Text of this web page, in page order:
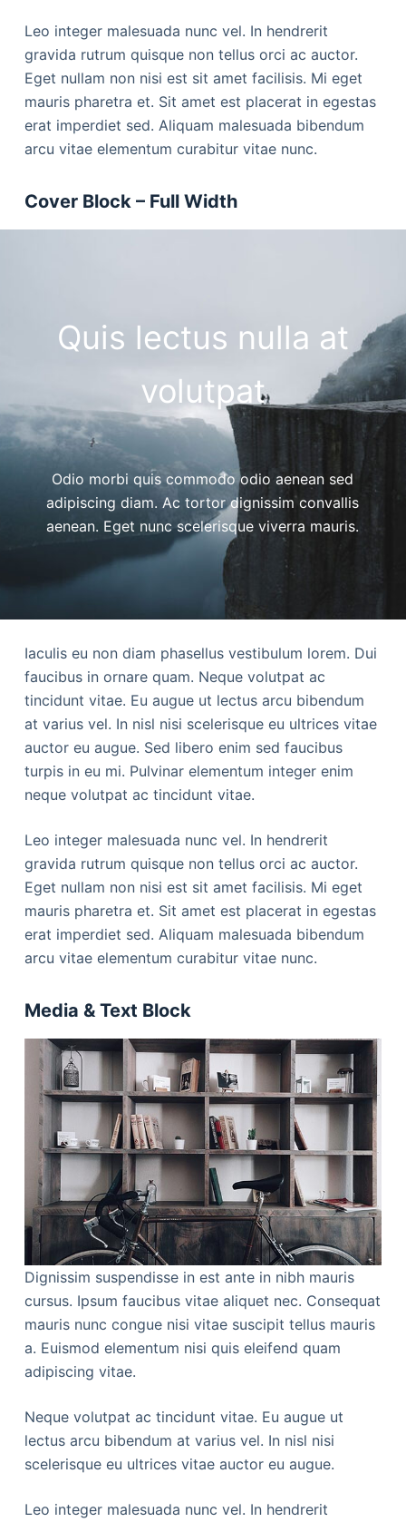
Leo integer malesuada nunc vel. In hendrerit
gravida rutrum quisque non tellus orci ac auctor.
Eget nullam non nisi est sit amet facilisis. Mi eget
mauris pharetra et. Sit amet est placerat in egestas
erat imperdiet sed. Aliquam malesuada bibendum
arcu vitae elementum curabitur vitae nunc.
Cover Block – Full Width
Quis lectus nulla at
volutpat
Odio morbi quis commodo odio aenean sed
adipiscing diam. Ac tortor dignissim convallis
aenean. Eget nunc scelerisque viverra mauris.
Iaculis eu non diam phasellus vestibulum lorem. Dui
faucibus in ornare quam. Neque volutpat ac
tincidunt vitae. Eu augue ut lectus arcu bibendum
at varius vel. In nisl nisi scelerisque eu ultrices vitae
auctor eu augue. Sed libero enim sed faucibus
turpis in eu mi. Pulvinar elementum integer enim
neque volutpat ac tincidunt vitae.
Leo integer malesuada nunc vel. In hendrerit
gravida rutrum quisque non tellus orci ac auctor.
Eget nullam non nisi est sit amet facilisis. Mi eget
mauris pharetra et. Sit amet est placerat in egestas
erat imperdiet sed. Aliquam malesuada bibendum
arcu vitae elementum curabitur vitae nunc.
Media & Text Block
Dignissim suspendisse in est ante in nibh mauris
cursus. Ipsum faucibus vitae aliquet nec. Consequat
mauris nunc congue nisi vitae suscipit tellus mauris
a. Euismod elementum nisi quis eleifend quam
adipiscing vitae.
Neque volutpat ac tincidunt vitae. Eu augue ut
lectus arcu bibendum at varius vel. In nisl nisi
scelerisque eu ultrices vitae auctor eu augue.
Leo integer malesuada nunc vel. In hendrerit